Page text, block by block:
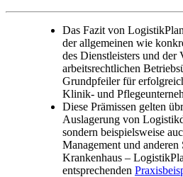
Das Fazit von
der allgemeinen wie
des Dienstleisters und der
arbeitsrechtlichen
Grundpfeiler für
Klinik- und
Diese Prämissen gelten
Auslagerung von
sondern beispielsweise
Management und anderen
Krankenhaus –
entsprechenden